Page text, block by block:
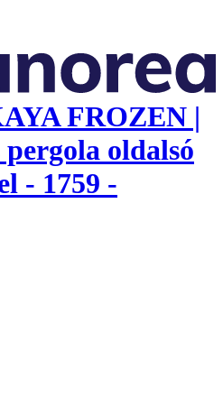
FROZEN |
oldalsó
- 1759 -